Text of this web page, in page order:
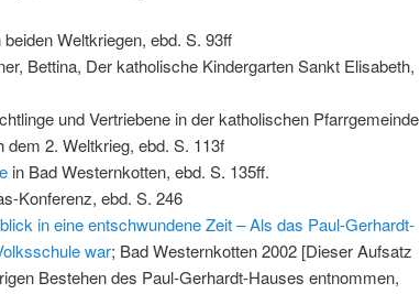
Weltkriegen, ebd. S. 93ff
Bettina, Der katholische Kindergarten Sankt Elisabeth,
und Vertriebene in der katholischen Pfarrgemeinde
dem 2. Weltkrieg, ebd. S. 113f
in Bad Westernkotten, ebd. S. 135ff.
Konferenz, ebd. S. 246
in eine entschwundene Zeit – Als das Paul-Gerhardt-
war; Bad Westernkotten 2002 [Dieser Aufsatz
Bestehen des Paul-Gerhardt-Hauses entnommen,